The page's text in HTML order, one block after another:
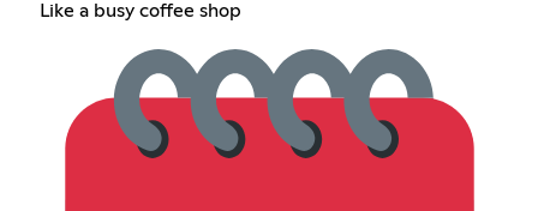
Like a busy coffee shop